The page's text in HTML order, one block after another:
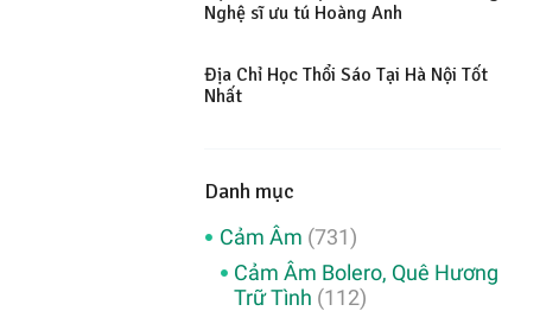
Nghệ sĩ ưu tú Hoàng Anh
Địa Chỉ Học Thổi Sáo Tại Hà Nội Tốt
Nhất
Danh mục
Cảm Âm (731)
Cảm Âm Bolero, Quê Hương
Trữ Tình (112)